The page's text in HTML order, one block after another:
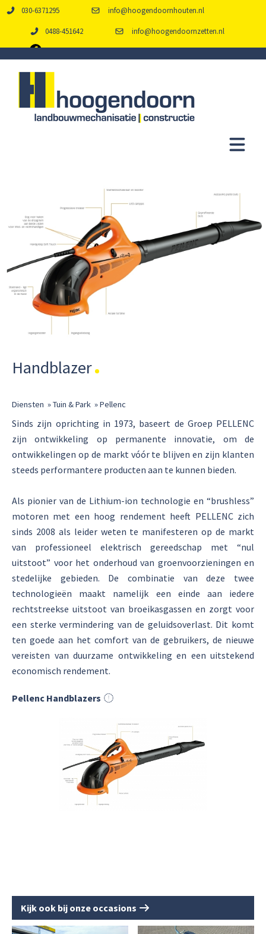
030-6371295 info@hoogendoornhouten.nl
0488-451642 info@hoogendoornzetten.nl
Handblazer
Diensten »Tuin & Park »Pellenc
Sinds zijn oprichting in 1973, baseert de Groep PELLENC
zijn ontwikkeling op permanente innovatie, om de
ontwikkelingen op de markt vóór te blijven en zijn klanten
steeds performantere producten aan te kunnen bieden.
Als pionier van de Lithium-ion technologie en “brushless”
motoren met een hoog rendement heeft PELLENC zich
sinds 2008 als leider weten te manifesteren op de markt
van professioneel elektrisch gereedschap met “nul
uitstoot” voor het onderhoud van groenvoorzieningen en
stedelijke gebieden. De combinatie van deze twee
technologieën maakt namelijk een einde aan iedere
rechtstreekse uitstoot van broeikasgassen en zorgt voor
een sterke vermindering van de geluidsoverlast. Dit komt
ten goede aan het comfort van de gebruikers, de nieuwe
vereisten van duurzame ontwikkeling en een uitstekend
economisch rendement.
Pellenc Handblazers
Kijk ook bij onze occasions